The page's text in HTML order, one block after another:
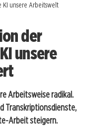
unsere Arbeitswelt
der
unsere
Arbeitsweise radikal.
Transkriptionsdienste,
Arbeit steigern.